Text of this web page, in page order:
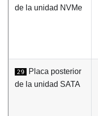
de la unidad NVMe
29
Placa posterior
de la unidad SATA